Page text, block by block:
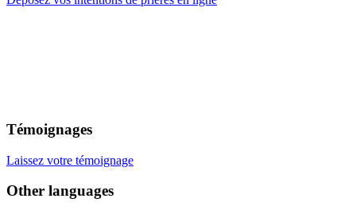
Témoignages
Laissez votre témoignage
Other languages